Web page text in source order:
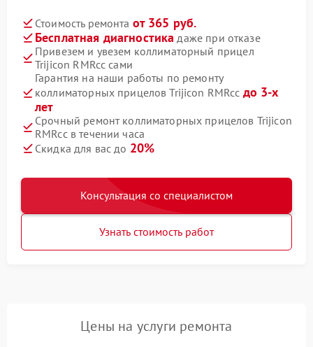
Стоимость ремонта от 365 руб.
Бесплатная диагностика даже при отказе
Привезем и увезем коллиматорный прицел
Trijicon RMRcc сами
Гарантия на наши работы по ремонту
коллиматорных прицелов Trijicon RMRcc до 3-х
лет
Срочный ремонт коллиматорных прицелов Trijicon
RMRcc в течении часа
Скидка для вас до 20%
Консультация со специалистом
Узнать стоимость работ
Цены на услуги ремонта